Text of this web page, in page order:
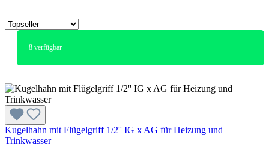
8 verfügbar
Kugelhahn mit Flügelgriff 1/2'' IG x AG für Heizung und
Trinkwasser